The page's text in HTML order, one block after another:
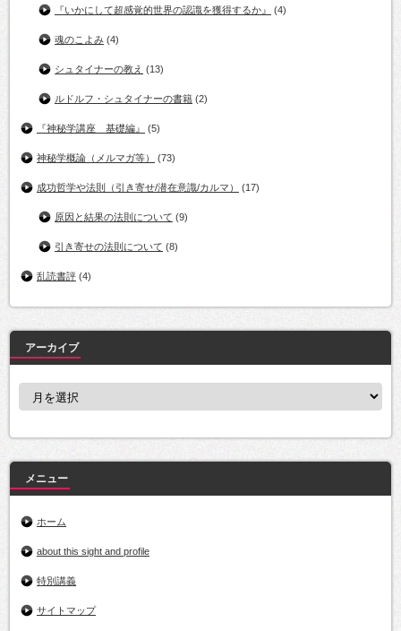
『いかにして超感覚的世界の認識を獲得するか』 (4)
魂のこよみ (4)
シュタイナーの教え (13)
ルドルフ・シュタイナーの書籍 (2)
『神秘学講座 基礎編』 (5)
神秘学概論（メルマガ等） (73)
成功哲学や法則（引き寄せ/潜在意識/カルマ） (17)
原因と結果の法則について (9)
引き寄せの法則について (8)
乱読書評 (4)
アーカイブ
ア
ブ
メニュー
ホーム
about this sight and profile
特別講義
サイトマップ